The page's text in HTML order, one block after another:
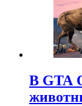
В GTA